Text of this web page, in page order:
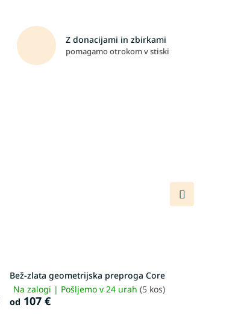
Z donacijami in zbirkami
pomagamo otrokom v stiski
Bež-zlata geometrijska preproga Core
Na zalogi | Pošljemo v 24 urah (5 kos)
od 107 €
Naslednji
izdelek